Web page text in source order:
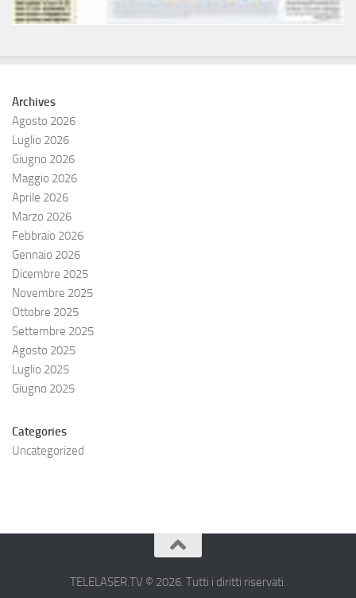
Archives
Agosto 2026
Luglio 2026
Giugno 2026
Maggio 2026
Aprile 2026
Marzo 2026
Febbraio 2026
Gennaio 2026
Dicembre 2025
Novembre 2025
Ottobre 2025
Settembre 2025
Agosto 2025
Luglio 2025
Giugno 2025
Categories
Uncategorized
TELELASER.TV © 2026. Tutti i diritti riservati.